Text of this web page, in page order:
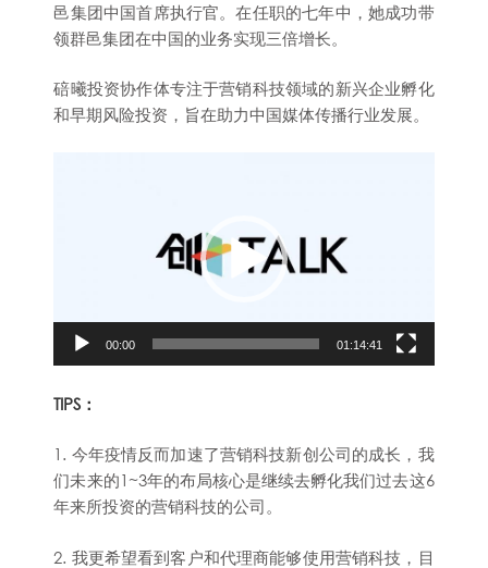
邑集团中国首席执行官。在任职的七年中，她成功带
领群邑集团在中国的业务实现三倍增长。
碚曦投资协作体专注于营销科技领域的新兴企业孵化
和早期风险投资，旨在助力中国媒体传播行业发展。
00:00 01:14:41
TIPS：
1. 今年疫情反而加速了营销科技新创公司的成长，我
们未来的1~3年的布局核心是继续去孵化我们过去这6
年来所投资的营销科技的公司。
2. 我更希望看到客户和代理商能够使用营销科技，目